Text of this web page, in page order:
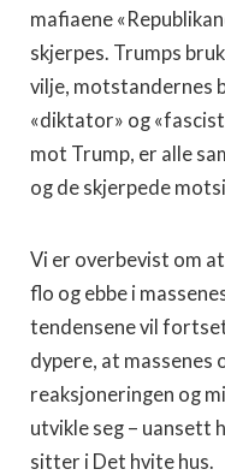
mafiaene
skjerpes. Trumps
vilje, motstandernes
«diktator» og
mot Trump, er alle
og de skjerpede
Vi er overbevist om
flo og ebbe i
tendensene vil
dypere, at massenes
reaksjoneringen og
utvikle seg – uansett
sitter i Det hvite hus.